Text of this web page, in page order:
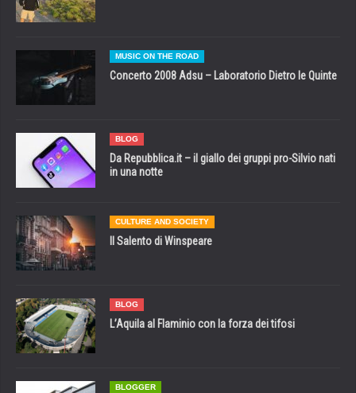
MUSIC ON THE ROAD
Concerto 2008 Adsu – Laboratorio Dietro le Quinte
BLOG
Da Repubblica.it – il giallo dei gruppi pro-Silvio nati
in una notte
CULTURE AND SOCIETY
Il Salento di Winspeare
BLOG
L’Aquila al Flaminio con la forza dei tifosi
BLOGGER